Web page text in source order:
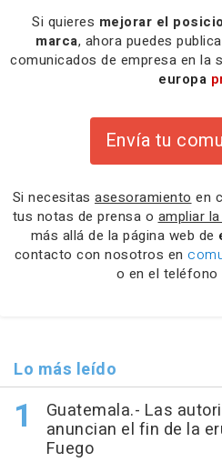
Si quieres mejorar el
marca, ahora puedes
comunicados de empresa en la
europa
Envía tu
Si necesitas asesoramiento en
tus notas de prensa o ampliar
más allá de la página web de
contacto con nosotros en
o en el teléfono
Lo más leído
Guatemala.- Las
anuncian el fin de la
Fuego